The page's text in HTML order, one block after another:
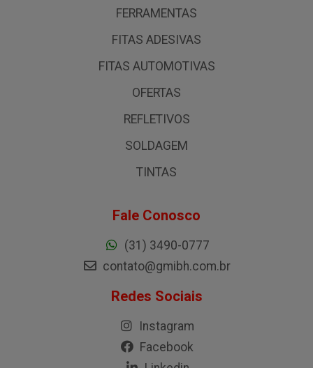
FERRAMENTAS
FITAS ADESIVAS
FITAS AUTOMOTIVAS
OFERTAS
REFLETIVOS
SOLDAGEM
TINTAS
Fale Conosco
(31) 3490-0777
contato@gmibh.com.br
Redes Sociais
Instagram
Facebook